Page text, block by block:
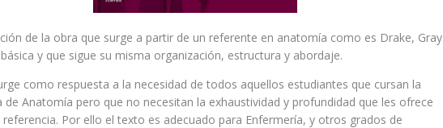
de la obra que surge a partir de un referente en anatomía como es Drake, Gray
y que sigue su misma organización, estructura y abordaje.
como respuesta a la necesidad de todos aquellos estudiantes que cursan la
de Anatomía pero que no necesitan la exhaustividad y profundidad que les ofrece
referencia. Por ello el texto es adecuado para Enfermería, y otros grados de